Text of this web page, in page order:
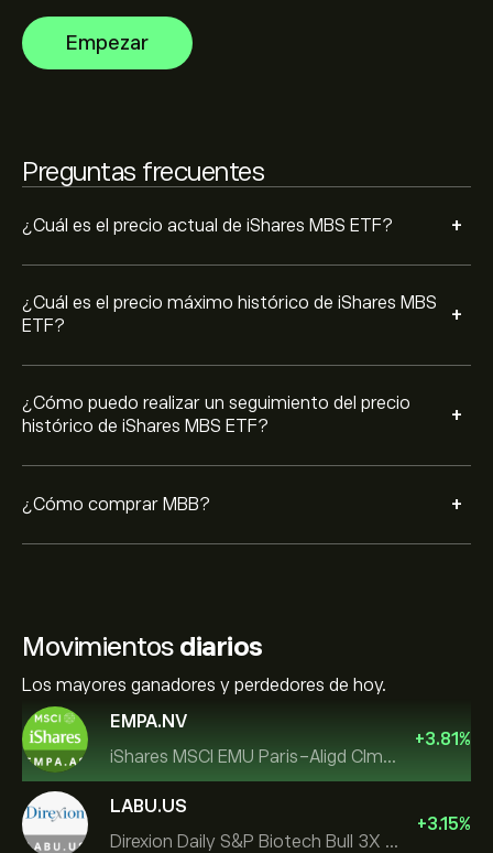
Empezar
Preguntas frecuentes
¿Cuál es el precio actual de iShares MBS ETF? +
¿Cuál es el precio máximo histórico de iShares MBS
ETF?
+
¿Cómo puedo realizar un seguimiento del precio
histórico de iShares MBS ETF?
+
Durante el último año, el precio de iShares MBS ETF ha
oscilado entre -0.25‎$‎.
¿Cómo comprar MBB? +
Para comprar iShares MBS ETF, visita la página
«iShares MBS ETF» en el sitio web de eToro. Una vez
en el futuro.
Movimientos diarios
Los mayores ganadores y perdedores de hoy.
EMPA.NV
iShares MSCI EMU Paris-Aligd Clmt UCITS ETF EUR A
+3.81%
LABU.US
Direxion Daily S&P Biotech Bull 3X ETF
+3.15%